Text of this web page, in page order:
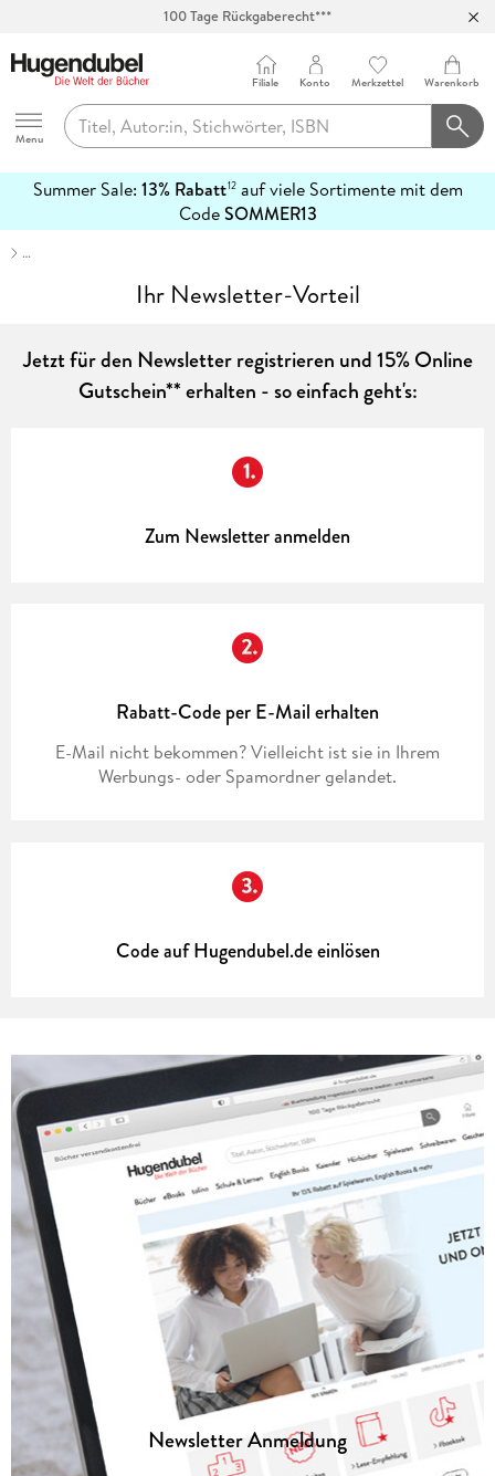
100 Tage Rückgaberecht***
Hugendubel
Menu
Filiale Konto Merkzettel Warenkorb
Summer Sale: 13% Rabatt12auf viele Sortimente mit dem
CodeSOMMER13
erfahren
…
Ihr Newsletter-Vorteil
Jetzt für den Newsletter registrieren und 15% Online
Gutschein** erhalten - so einfach geht's:
Zum Newsletter anmelden
Rabatt-Code per E-Mail erhalten
E-Mail nicht bekommen? Vielleicht ist sie in Ihrem
Werbungs- oder Spamordner gelandet.
Code auf Hugendubel.de einlösen
Newsletter Anmeldung